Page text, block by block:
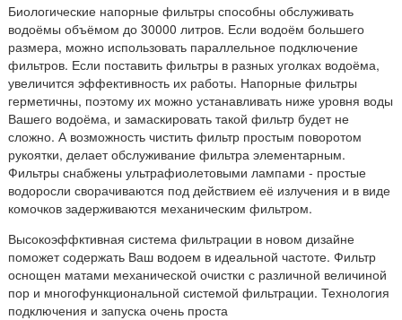
Биологические напорные фильтры способны обслуживать
водоёмы объёмом до 30000 литров. Если водоём большего
размера, можно использовать параллельное подключение
фильтров. Если поставить фильтры в разных уголках водоёма,
увеличится эффективность их работы. Напорные фильтры
герметичны, поэтому их можно устанавливать ниже уровня воды
Вашего водоёма, и замаскировать такой фильтр будет не
сложно. А возможность чистить фильтр простым поворотом
рукоятки, делает обслуживание фильтра элементарным.
Фильтры снабжены ультрафиолетовыми лампами - простые
водоросли сворачиваются под действием её излучения и в виде
комочков задерживаются механическим фильтром.
Высокоэффктивная система фильтрации в новом дизайне
поможет содержать Ваш водоем в идеальной частоте. Фильтр
оснощен матами механической очистки с различной величиной
пор и многофункциональной системой фильтрации. Технология
подключения и запуска очень проста